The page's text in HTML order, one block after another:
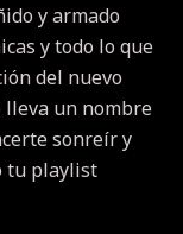
y armado
y todo lo que
del nuevo
lleva un nombre
sonreír y
tu playlist